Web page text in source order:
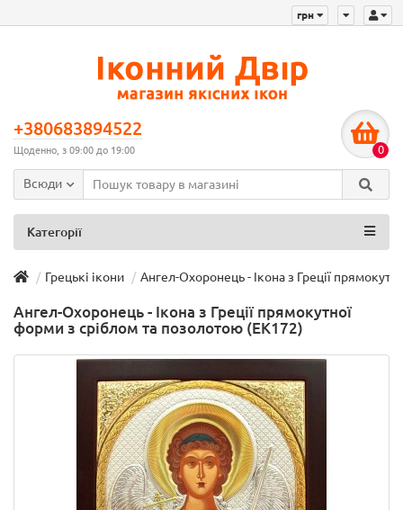
грн
+380683894522
Щоденно, з 09:00 до 19:00 0
Всюди
Категорії
Грецькі ікони Ангел-Охоронець - Ікона з Греції
Ангел-Охоронець - Ікона з Греції прямокутної
форми з сріблом та позолотою (EK172)